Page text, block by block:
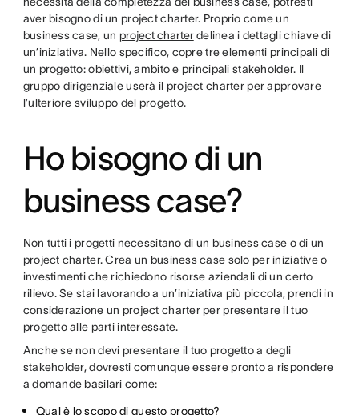
aver bisogno di un project charter. Proprio come un
business case, un project charterdelinea i dettagli chiave di
un’iniziativa. Nello specifico, copre tre elementi principali di
un progetto: obiettivi, ambito e principali stakeholder. Il
gruppo dirigenziale userà il project charter per approvare
l’ulteriore sviluppo del progetto.
Ho bisogno di un
business case?
Non tutti i progetti necessitano di un business case o di un
project charter. Crea un business case solo per iniziative o
investimenti che richiedono risorse aziendali di un certo
rilievo. Se stai lavorando a un’iniziativa più piccola, prendi in
considerazione un project charter per presentare il tuo
progetto alle parti interessate.
Anche se non devi presentare il tuo progetto a degli
stakeholder, dovresti comunque essere pronto a rispondere
a domande basilari come:
Qual è lo scopo di questo progetto?